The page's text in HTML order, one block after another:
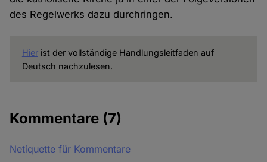
des Regelwerks dazu durchringen.
Hierist der vollständige Handlungsleitfaden auf
Deutsch nachzulesen.
Kommentare (7)
Netiquette für Kommentare